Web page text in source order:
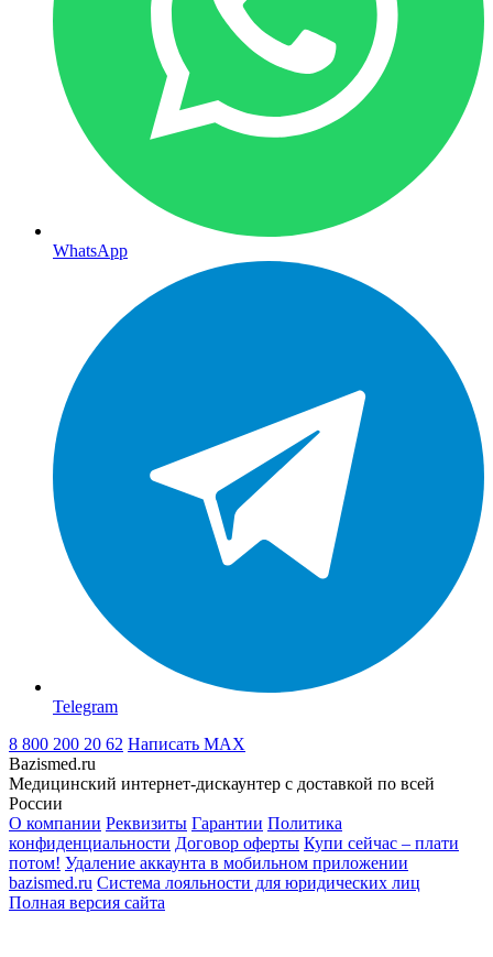
WhatsApp
Telegram
8 800 200 20 62 Написать MAX
Bazismed.ru
Медицинский интернет-дискаунтер с доставкой по всей
России
О компании Реквизиты Гарантии Политика
конфиденциальности Договор оферты Купи сейчас – плати
потом! Удаление аккаунта в мобильном приложении
bazismed.ru Система лояльности для юридических лиц
Полная версия сайта